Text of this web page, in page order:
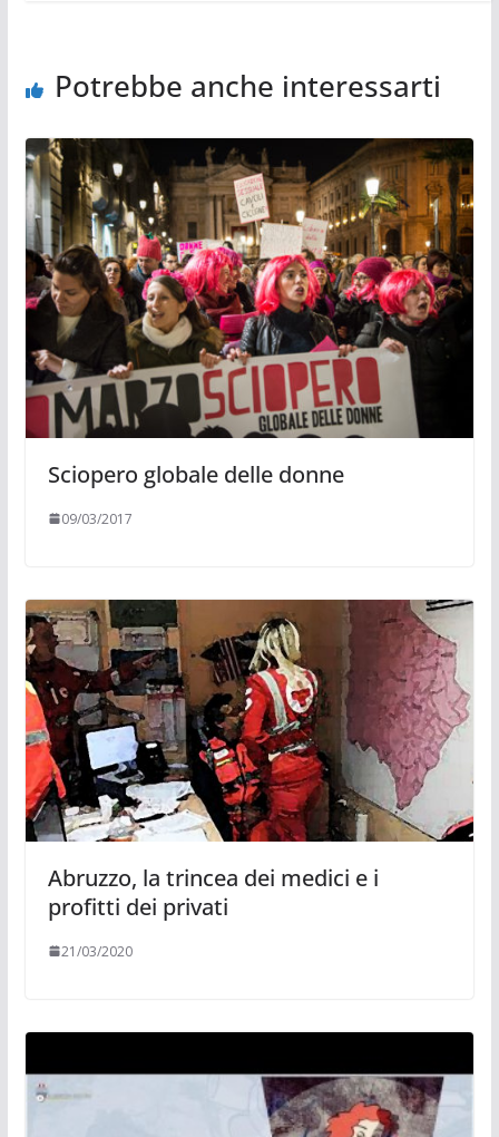
Potrebbe anche interessarti
Sciopero globale delle donne
09/03/2017
Abruzzo, la trincea dei medici e i
profitti dei privati
21/03/2020